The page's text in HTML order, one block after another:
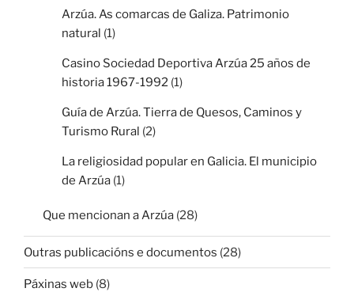
Arzúa. As comarcas de Galiza. Patrimonio
natural (1)
Casino Sociedad Deportiva Arzúa 25 años de
historia 1967-1992 (1)
Guía de Arzúa. Tierra de Quesos, Caminos y
Turismo Rural (2)
La religiosidad popular en Galicia. El municipio
de Arzúa (1)
Que mencionan a Arzúa (28)
Outras publicacións e documentos (28)
Páxinas web (8)